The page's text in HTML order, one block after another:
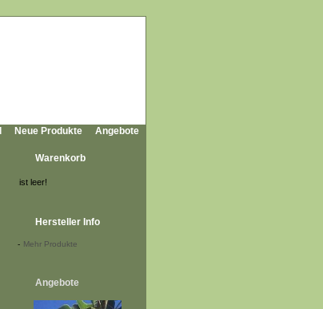
Neue Produkte Angebote
Warenkorb
ist leer!
Hersteller Info
- Mehr Produkte
Angebote